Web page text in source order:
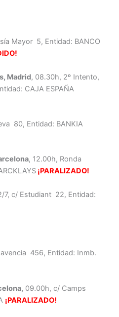
Mayor 5, Entidad: BANCO
Madrid, 08.30h, 2º Intento,
CAJA ESPAÑA
80, Entidad: BANKIA
, 12.00h, Ronda
¡PARALIZADO!
7, c/ Estudiant 22, Entidad:
456, Entidad: Inmb.
09.00h, c/ Camps
¡PARALIZADO!